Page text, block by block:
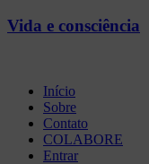
Vida e consciência
Início
Sobre
Contato
COLABORE
Entrar